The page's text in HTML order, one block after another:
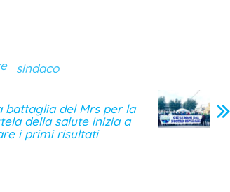
sindaco
battaglia del Mrs per la
della salute inizia a
i primi risultati